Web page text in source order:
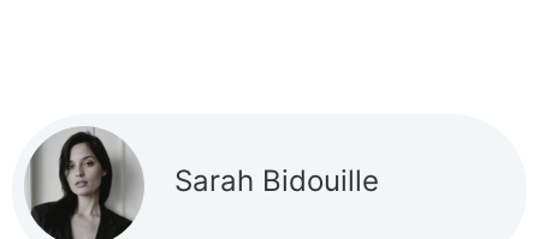
Sarah Bidouille